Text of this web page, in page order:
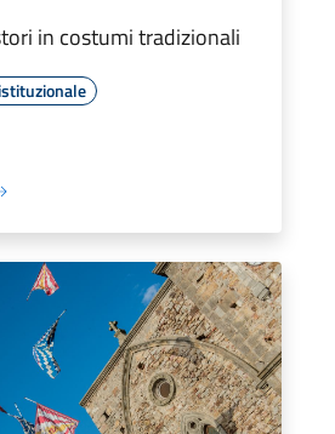
in costumi tradizionali